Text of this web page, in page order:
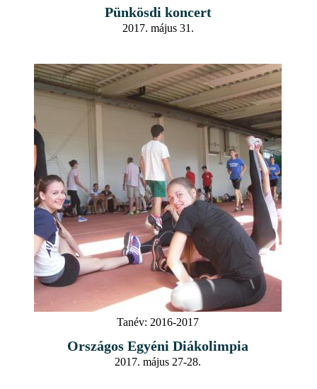
Pünkösdi koncert
2017. május 31.
Tanév: 2016-2017
Országos Egyéni Diákolimpia
2017. május 27-28.